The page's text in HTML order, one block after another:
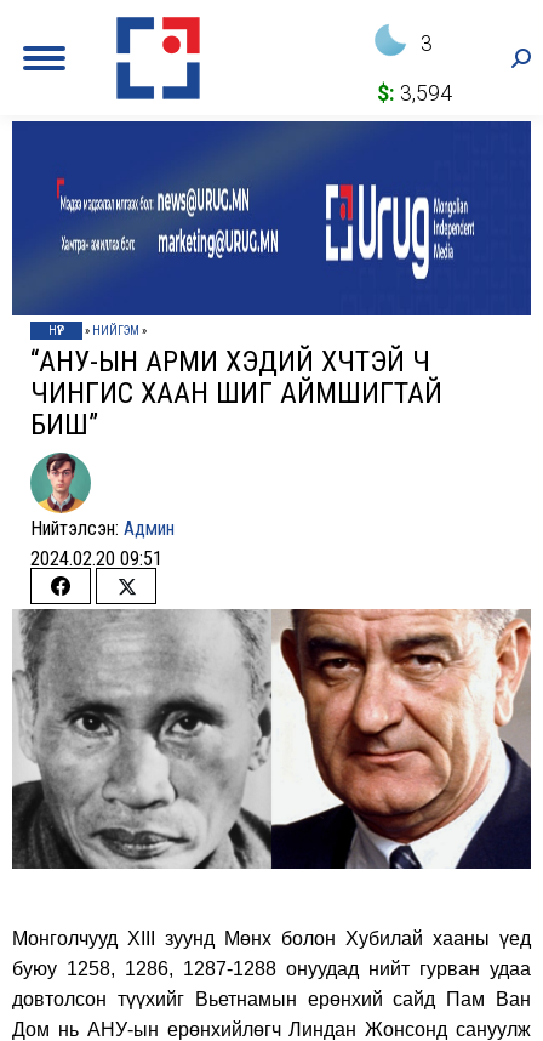
3
$: 3,594
НҮҮР » НИЙГЭМ »
“АНУ-ЫН АРМИ ХЭДИЙ ХҮЧТЭЙ Ч
ЧИНГИС ХААН ШИГ АЙМШИГТАЙ
БИШ”
Нийтэлсэн: Админ
2024.02.20 09:51
Share
on
Facebook
Share
on
Twitter
Монголчууд XIII зуунд Мөнx болон Xубилай xааны үед
буюу 1258, 1286, 1287-1288 онуудад нийт гурван удаа
довтолсон түүxийг Вьетнамын ерөнxий сайд Пам Ван
Дом нь АНУ-ын ерөнxийлөгч Линдан Жонсонд сануулж